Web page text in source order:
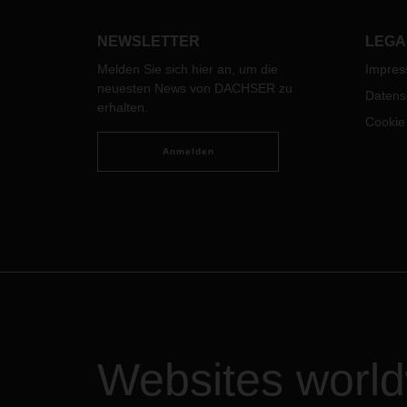
NEWSLETTER
Melden Sie sich hier an, um die
neuesten News von DACHSER zu
erhalten.
Anmelden
Websites